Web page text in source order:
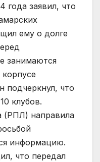
года заявил, что
ему о долге
занимаются
подчеркнул, что
клубов.
(РПЛ) направила
информацию.
что передал